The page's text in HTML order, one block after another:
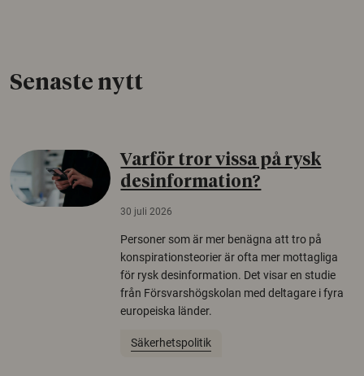
Senaste nytt
Varför tror vissa på rysk
desinformation?
30 juli 2026
Personer som är mer benägna att tro på
konspirationsteorier är ofta mer mottagliga
för rysk desinformation. Det visar en studie
från Försvarshögskolan med deltagare i fyra
europeiska länder.
Säkerhetspolitik